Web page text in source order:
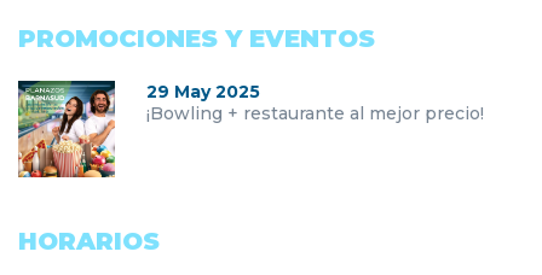
PROMOCIONES Y EVENTOS
29 May 2025
¡Bowling + restaurante al mejor precio!
HORARIOS